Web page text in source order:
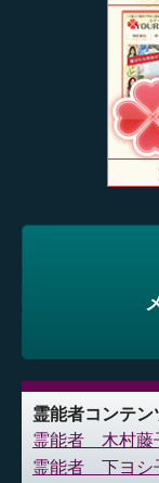
霊能者コンテン
霊能者 木村藤
霊能者 下ヨシ